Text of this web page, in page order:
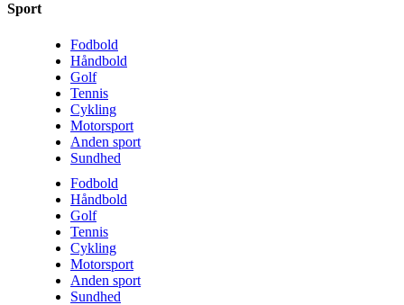
Sport
Fodbold
Håndbold
Golf
Tennis
Cykling
Motorsport
Anden sport
Sundhed
Fodbold
Håndbold
Golf
Tennis
Cykling
Motorsport
Anden sport
Sundhed